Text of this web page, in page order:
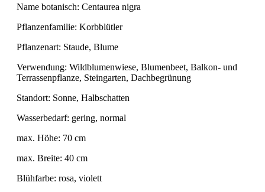
Name botanisch: Centaurea nigra
Pflanzenfamilie: Korbblütler
Pflanzenart: Staude, Blume
Verwendung: Wildblumenwiese, Blumenbeet, Balkon- und
Terrassenpflanze, Steingarten, Dachbegrünung
Standort: Sonne, Halbschatten
Wasserbedarf: gering, normal
max. Höhe: 70 cm
max. Breite: 40 cm
Blühfarbe: rosa, violett